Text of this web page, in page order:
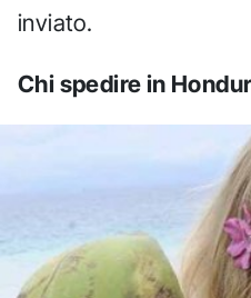
inviato.
Chi spedire in